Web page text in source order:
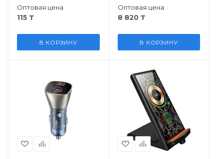
Оптовая цена
115 ₸
В КОРЗИНУ
Оптовая цена
8 820₸
В КОРЗИНУ